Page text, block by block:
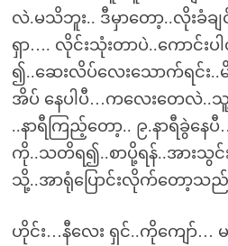
လဲ.မသိဘူး.. ဒီမှာတော့..လိုးခံ
ရှာ…. လိုင်းသုံးတာပဲ..ကောင်းပ
၍..ဆေးလိပ်လေးသောက်ရင်း
အိပ် နေပါပီ…ကလေးတေလဲ..
..နာရီကြည့်တော့.. ၉.နာရီခွဲနေ
ကို..သတိရ၍..စာပို့ရန်..အားသွင်
သို့..အာရုံပြောင်းလိုက်တော့သ
ဟိုင်း…နီလေး ရှင်..ကိုကျော်…